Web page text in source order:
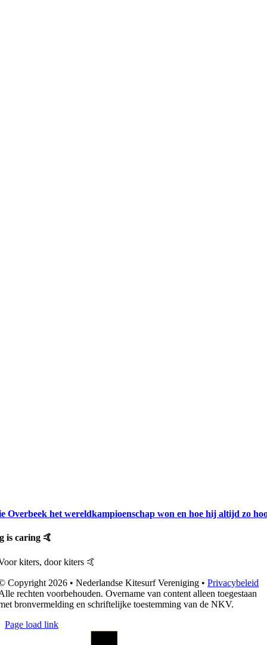
Overbeek het wereldkampioenschap won en hoe hij altijd zo
is caring 🤙
kiters, door kiters 🤙
Copyright 2026 • Nederlandse Kitesurf Vereniging •Privacybeleid
rechten voorbehouden. Overname van content alleen toegestaan
bronvermelding en schriftelijke toestemming van de NKV.
Page load link